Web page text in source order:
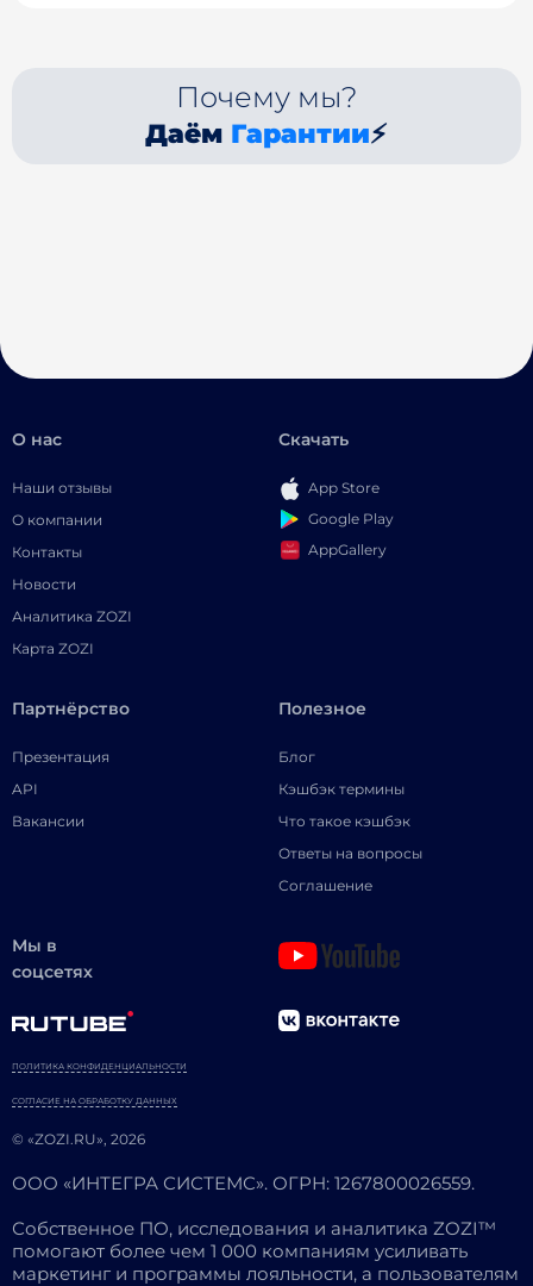
Почему мы?
Даём Гарантии⚡
О нас
Наши отзывы
О компании
Контакты
Новости
Аналитика ZOZI
Карта ZOZI
Скачать
App Store
Google Play
AppGallery
Партнёрство
Презентация
API
Вакансии
Полезное
Блог
Кэшбэк термины
Что такое кэшбэк
Ответы на вопросы
Соглашение
Мы в
соцсетях
© «ZOZI.RU», 2026
ПОЛИТИКА КОНФИДЕНЦИАЛЬНОСТИ
СОГЛАСИЕ НА ОБРАБОТКУ ДАННЫХ
ООО «ИНТЕГРА СИСТЕМС». ОГРН: 1267800026559.
Собственное ПО, исследования и аналитика ZOZI™
помогают более чем 1 000 компаниям усиливать
маркетинг и программы лояльности, а пользователям